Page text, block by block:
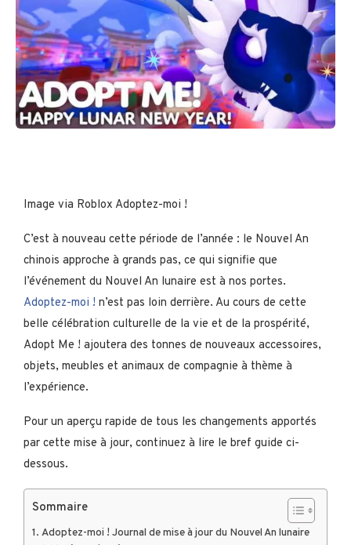
Image via Roblox Adoptez-moi !
C’est à nouveau cette période de l’année : le Nouvel An
chinois approche à grands pas, ce qui signifie que
l’événement du Nouvel An lunaire est à nos portes.
Adoptez-moi ! n’est pas loin derrière. Au cours de cette
belle célébration culturelle de la vie et de la prospérité,
Adopt Me ! ajoutera des tonnes de nouveaux accessoires,
objets, meubles et animaux de compagnie à thème à
l’expérience.
Pour un aperçu rapide de tous les changements apportés
par cette mise à jour, continuez à lire le bref guide ci-
dessous.
Sommaire
Adoptez-moi ! Journal de mise à jour du Nouvel An lunaire